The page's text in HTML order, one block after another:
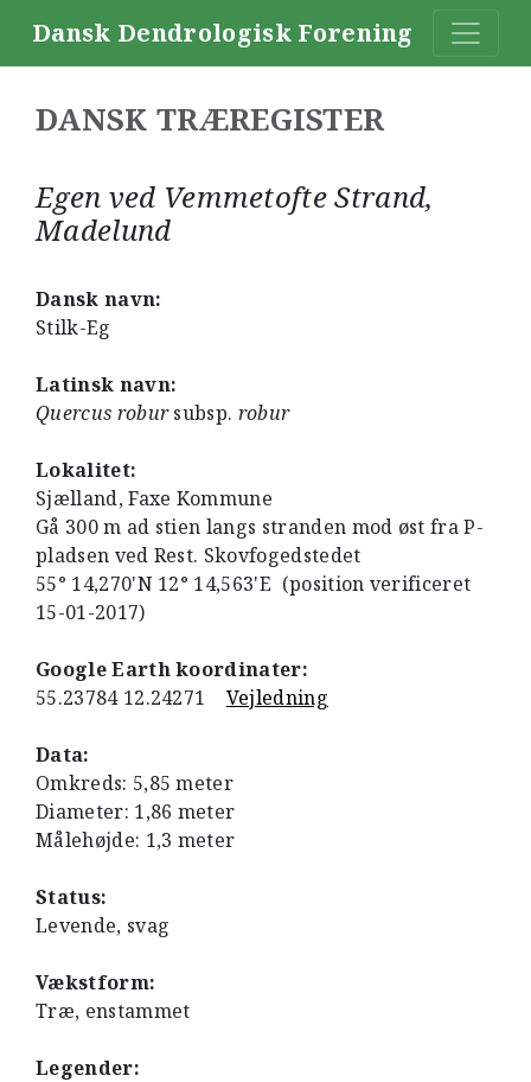
Dansk Dendrologisk Forening
DANSK TRÆREGISTER
Egen ved Vemmetofte Strand,
Madelund
Dansk navn:
Stilk-Eg
Latinsk navn:
Quercus robursubsp. robur
Lokalitet:
Sjælland, Faxe Kommune
Gå 300 m ad stien langs stranden mod øst fra P-
pladsen ved Rest. Skovfogedstedet
55° 14,270'N 12° 14,563'E (position verificeret
15-01-2017)
Google Earth koordinater:
55.23784 12.24271 Vejledning
Data:
Omkreds: 5,85 meter
Diameter: 1,86 meter
Målehøjde: 1,3 meter
Status:
Levende, svag
Vækstform:
Træ, enstammet
Legender: